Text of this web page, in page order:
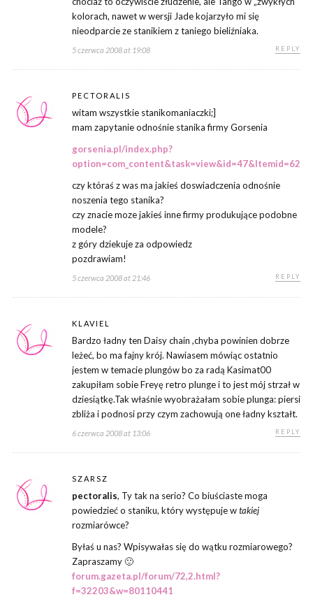
kolorach, nawet w wersji Jade kojarzyło mi się
nieodparcie ze stanikiem z taniego bieliźniaka.
5 czerwca 2008 at 19:08 REPLY
PECTORALIS
witam wszystkie stanikomaniaczki;]
mam zapytanie odnośnie stanika firmy Gorsenia
gorsenia.pl/index.php?
option=com_content&task=view&id=47&Itemid=62
czy któraś z was ma jakieś doswiadczenia odnośnie
noszenia tego stanika?
czy znacie moze jakieś inne firmy produkujące podobne
modele?
z góry dziekuje za odpowiedz
pozdrawiam!
5 czerwca 2008 at 21:46 REPLY
KLAVIEL
Bardzo ładny ten Daisy chain ,chyba powinien dobrze
leżeć, bo ma fajny krój. Nawiasem mówiąc ostatnio
jestem w temacie plungów bo za radą Kasimat00
zakupiłam sobie Freyę retro plunge i to jest mój strzał w
dziesiątkę.Tak właśnie wyobrażałam sobie plunga: piersi
zbliża i podnosi przy czym zachowują one ładny kształt.
6 czerwca 2008 at 13:06 REPLY
SZARSZ
pectoralis, Ty tak na serio? Co biuściaste moga
powiedzieć o staniku, który występuje wtakiej
rozmiarówce?
Byłaś u nas? Wpisywałas się do wątku rozmiarowego?
Zapraszamy 🙂
forum.gazeta.pl/forum/72,2.html?
f=32203&w=80110441